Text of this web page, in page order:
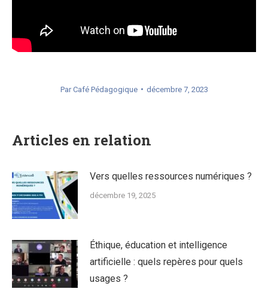
ParCafé Pédagogique décembre 7, 2023
Articles en relation
Vers quelles ressources numériques ?
décembre 19, 2025
Éthique, éducation et intelligence
artificielle : quels repères pour quels
usages ?